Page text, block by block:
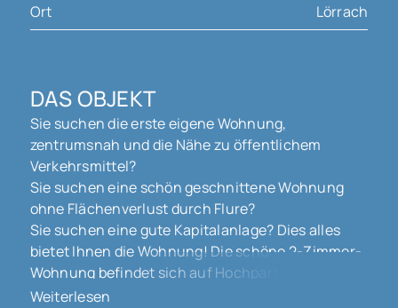
Ort
Lörrach
DAS OBJEKT
Sie suchen die erste eigene Wohnung,
zentrumsnah und die Nähe zu öffentlichem
Verkehrsmittel?
Sie suchen eine schön geschnittene Wohnung
ohne Flächenverlust durch Flure?
Sie suchen eine gute Kapitalanlage? Dies alles
bietet Ihnen die Wohnung! Die schöne 2-Zimmer-
Wohnung befindet sich auf Hochparterre, verfügt
über einen Balkon, der von der Küche und dem
Weiterlesen